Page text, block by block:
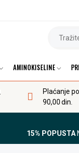
AMINOKISELINE
Plaćanje
90,00 din.
15% POPUSTA